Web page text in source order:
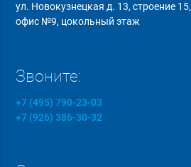
ул. Новокузнецкая д. 13, строение 15,
офис №9, цокольный этаж
Звоните:
+7 (495) 790-23-03
+7 (926) 386-30-32